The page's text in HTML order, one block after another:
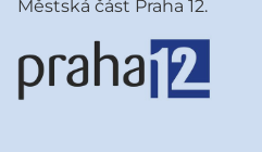
Městská část Praha 12.